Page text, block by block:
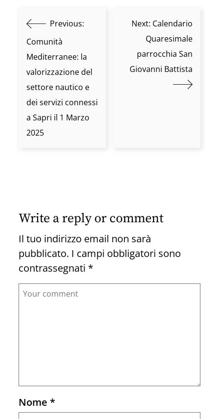
Previous:
Comunità
Mediterranee: la
valorizzazione del
settore nautico e
dei servizi connessi
a Sapri il 1 Marzo
2025
Next: Calendario
Quaresimale
parrocchia San
Giovanni Battista
Write a reply or comment
Il tuo indirizzo email non sarà
pubblicato. I campi obbligatori sono
contrassegnati *
Comment
Nome*